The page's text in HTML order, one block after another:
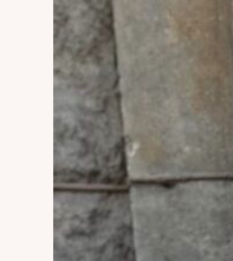
Brändi
alavalikko
Yhteystiedot